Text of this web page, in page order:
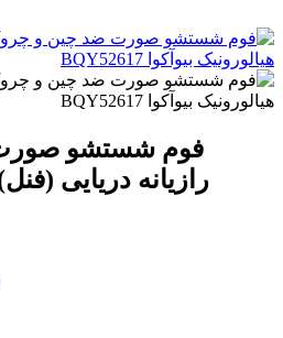
فوم شستشو
رازیانه دریایی